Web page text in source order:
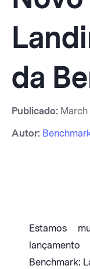
da
Publicado:
Autor:
Estamos
Benchmark: